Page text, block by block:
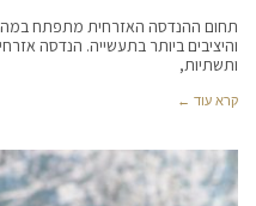
תחום ההנדסה האזרחית מתפתח
והיציבים ביותר בתעשייה. הנדסה
ותשתיות,
קרא עוד ←